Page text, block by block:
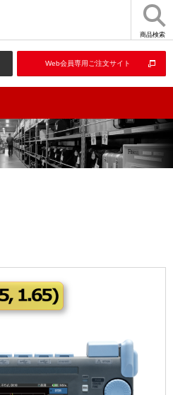
商品検索
Web会員専用ご注文サイト